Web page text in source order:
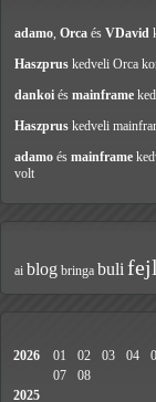
adamo Orca és VDavid
Haszprus kedveli Orca
dankoi és mainframe
Haszprus kedveli
adamo és mainframe
volt
ai blog bringa buli
2026 01 02 03 04
07
08
2025